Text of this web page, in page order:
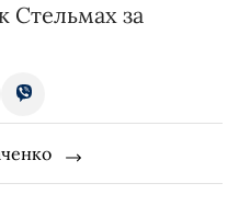
Стельмах за